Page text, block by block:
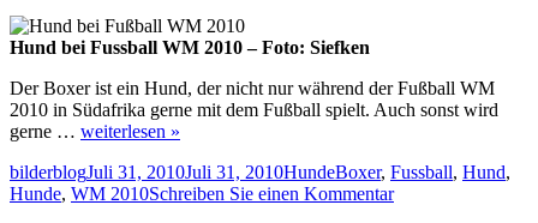
Hund bei Fussball WM 2010 – Foto: Siefken
Der Boxer ist ein Hund, der nicht nur während der Fußball WM
2010 in Südafrika gerne mit dem Fußball spielt. Auch sonst wird
gerne … weiterlesen »
Autor
bilderblogVeröffentlicht
am
Juli 31, 2010Juli 31, 2010Kategorien
HundeSchlagwörter
Boxer, Fussball, Hund,
Hunde, WM 2010Schreiben Sie einen Kommentarzu